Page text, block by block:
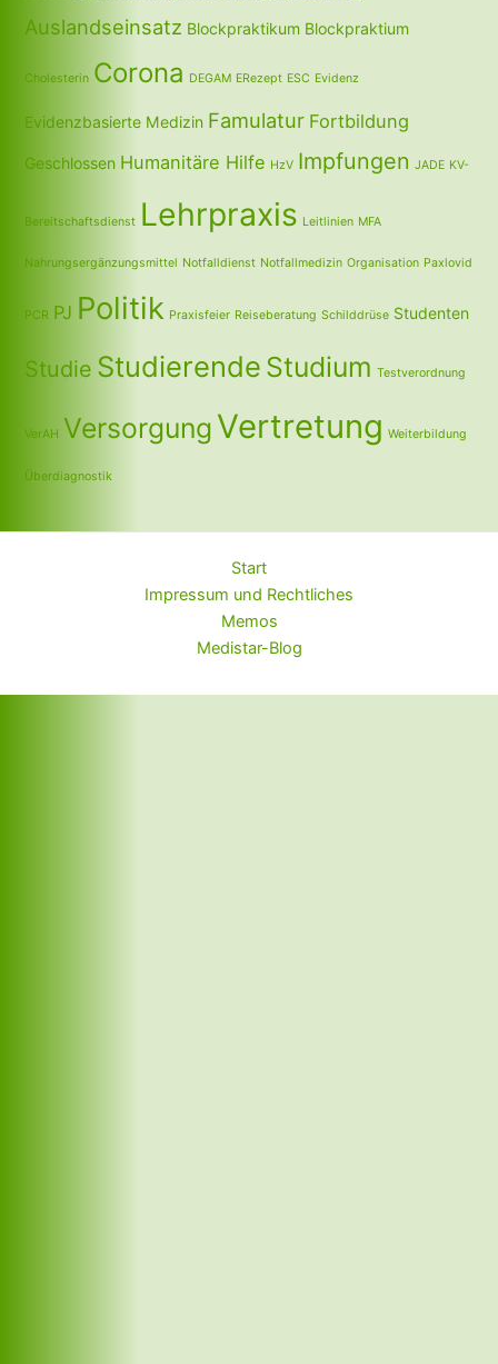
Auslandseinsatz Blockpraktikum Blockpraktium
Cholesterin Corona DEGAM ERezept ESC Evidenz
Evidenzbasierte Medizin Famulatur Fortbildung
Geschlossen Humanitäre Hilfe HzV Impfungen JADE KV-
Bereitschaftsdienst Lehrpraxis Leitlinien MFA
Nahrungsergänzungsmittel Notfalldienst Notfallmedizin Organisation Paxlovid
PCR PJ Politik Praxisfeier Reiseberatung Schilddrüse Studenten
Studie Studierende Studium Testverordnung
VerAH Versorgung Vertretung Weiterbildung
Überdiagnostik
Start
Impressum und Rechtliches
Memos
Medistar-Blog